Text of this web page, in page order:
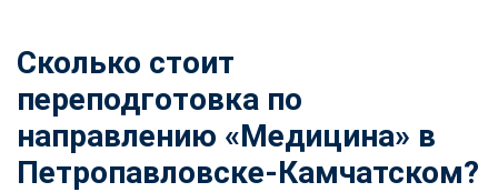
Сколько стоит
переподготовка по
направлению «Медицина» в
Петропавловске-Камчатском?